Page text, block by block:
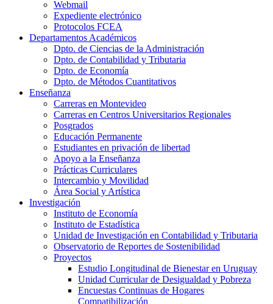
Webmail
Expediente electrónico
Protocolos FCEA
Departamentos Académicos
Dpto. de Ciencias de la Administración
Dpto. de Contabilidad y Tributaria
Dpto. de Economía
Dpto. de Métodos Cuantitativos
Enseñanza
Carreras en Montevideo
Carreras en Centros Universitarios Regionales
Posgrados
Educación Permanente
Estudiantes en privación de libertad
Apoyo a la Enseñanza
Prácticas Curriculares
Intercambio y Movilidad
Área Social y Artística
Investigación
Instituto de Economía
Instituto de Estadística
Unidad de Investigación en Contabilidad y Tributaria
Observatorio de Reportes de Sostenibilidad
Proyectos
Estudio Longitudinal de Bienestar en Uruguay
Unidad Curricular de Desigualdad y Pobreza
Encuestas Continuas de Hogares
Compatibilización